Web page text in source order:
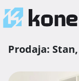
Prodaja: Stan,